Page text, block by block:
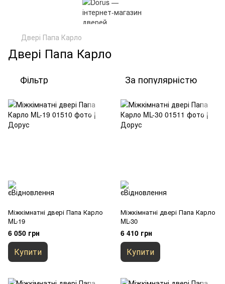
Двері Папа Карло
Двері Папа Карло
Фільтр За популярністю
Міжкімнатні двері Папа Карло
ML-19
6 050 грн
Купити
Міжкімнатні двері Папа Карло
ML-30
6 410 грн
Купити